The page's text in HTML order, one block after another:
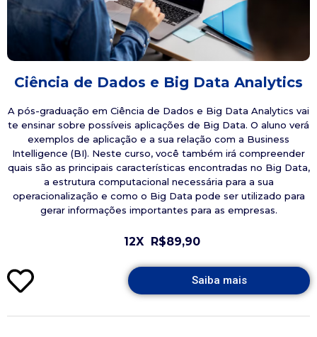
Ciência de Dados e Big Data Analytics
A pós-graduação em Ciência de Dados e Big Data Analytics vai
te ensinar sobre possíveis aplicações de Big Data. O aluno verá
exemplos de aplicação e a sua relação com a Business
Intelligence (BI). Neste curso, você também irá compreender
quais são as principais características encontradas no Big Data,
a estrutura computacional necessária para a sua
operacionalização e como o Big Data pode ser utilizado para
gerar informações importantes para as empresas.
12X R$89,90
Saiba mais